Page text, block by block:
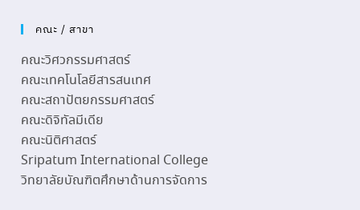
คณะ / สาขา
คณะวิศวกรรมศาสตร์
คณะเทคโนโลยีสารสนเทศ
คณะสถาปัตยกรรมศาสตร์
คณะดิจิทัลมีเดีย
คณะนิติศาสตร์
Sripatum International College
วิทยาลัยบัณฑิตศึกษาด้านการจัดการ